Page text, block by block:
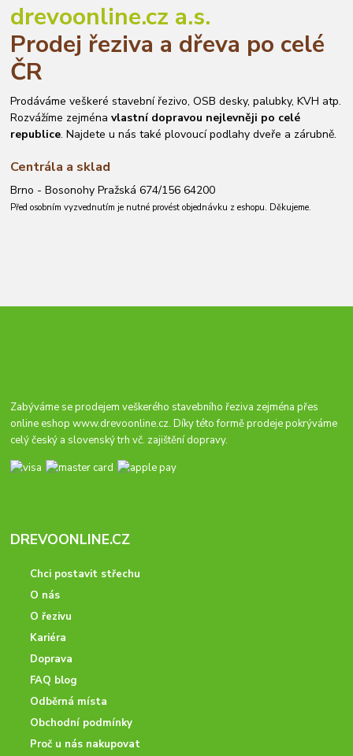
drevoonline.cz a.s.
Prodej řeziva a dřeva po celé
ČR
Prodáváme veškeré stavební řezivo, OSB desky, palubky, KVH atp.
Rozvážíme zejménavlastní dopravou nejlevněji po celé
republice. Najdete u nás také plovoucí podlahy dveře a zárubně.
Centrála a sklad
Brno - Bosonohy Pražská 674/156 64200
Před osobním vyzvednutím je nutné provést objednávku z eshopu. Děkujeme.
Zabýváme se prodejem veškerého stavebního řeziva zejména přes
online eshopwww.drevoonline.cz. Díky této formě prodeje pokrýváme
celý český a slovenský trh vč. zajištění dopravy.
DREVOONLINE.CZ
Chci postavit střechu
O nás
O řezivu
Kariéra
Doprava
FAQ blog
Odběrná místa
Obchodní podmínky
Proč u nás nakupovat